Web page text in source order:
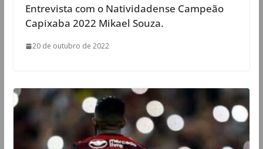
Entrevista com o Natividadense Campeão
Capixaba 2022 Mikael Souza.
20 de outubro de 2022